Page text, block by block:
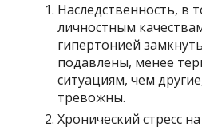
Наследственность, в
личностным
гипертонией
подавлены, менее
ситуациям, чем
тревожны.
Хронический стресс